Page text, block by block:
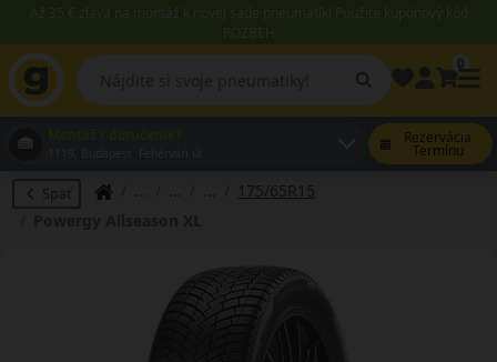
Až 35 € zľava na montáž k novej sade pneumatík! Použite kupónový kód
ROZBEH
Rezervácia
Termínu
Späť
175/65R15